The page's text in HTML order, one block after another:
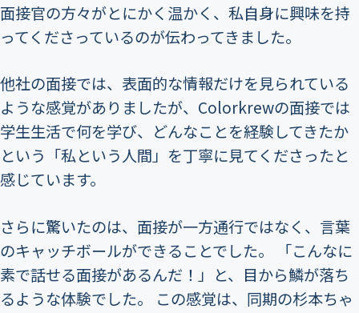
面接官の方々がとにかく温かく、私自身に興味を持
ってくださっているのが伝わってきました。
他社の面接では、表面的な情報だけを見られている
ような感覚がありましたが、Colorkrewの面接では
学生生活で何を学び、どんなことを経験してきたか
という「私という人間」を丁寧に見てくださったと
感じています。
さらに驚いたのは、面接が一方通行ではなく、言葉
のキャッチボールができることでした。 「こんなに
素で話せる面接があるんだ！」と、目から鱗が落ち
るような体験でした。 この感覚は、同期の杉本ちゃ